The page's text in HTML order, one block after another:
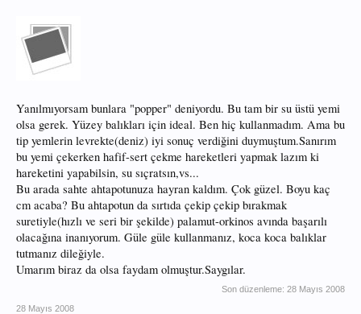
Yanılmıyorsam bunlara "popper" deniyordu. Bu tam bir su üstü yemi
olsa gerek. Yüzey balıkları için ideal. Ben hiç kullanmadım. Ama bu
tip yemlerin levrekte(deniz) iyi sonuç verdiğini duymuştum.Sanırım
bu yemi çekerken hafif-sert çekme hareketleri yapmak lazım ki
hareketini yapabilsin, su sıçratsın,vs...
Bu arada sahte ahtapotunuza hayran kaldım. Çok güzel. Boyu kaç
cm acaba? Bu ahtapotun da sırtıda çekip çekip bırakmak
suretiyle(hızlı ve seri bir şekilde) palamut-orkinos avında başarılı
olacağına inanıyorum. Güle güle kullanmanız, koca koca balıklar
tutmanız dileğiyle.
Umarım biraz da olsa faydam olmuştur.Saygılar.
Son düzenleme: 28 Mayıs 2008
28 Mayıs 2008